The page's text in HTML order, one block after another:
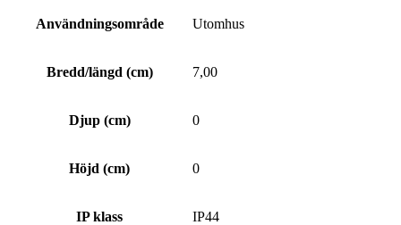
Användningsområde Utomhus
Bredd/längd (cm) 7,00
Djup (cm) 0
Höjd (cm) 0
IP klass IP44